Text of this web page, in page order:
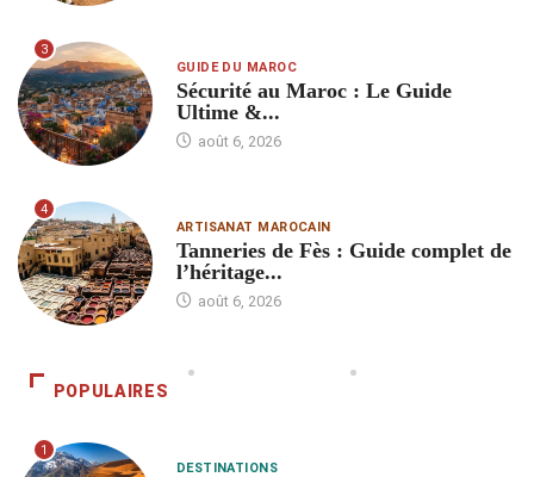
3
GUIDE DU MAROC
Sécurité au Maroc : Le Guide
Ultime &...
août 6, 2026
4
ARTISANAT MAROCAIN
Tanneries de Fès : Guide complet de
l’héritage...
août 6, 2026
POPULAIRES
1
DESTINATIONS